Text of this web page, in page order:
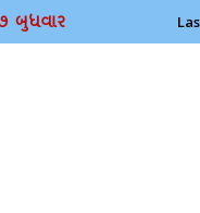
બુધવાર